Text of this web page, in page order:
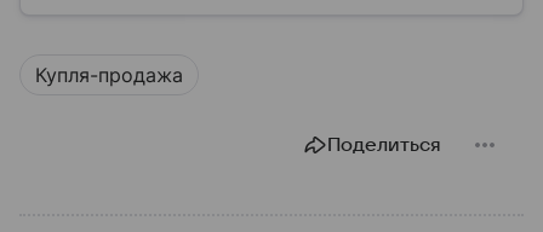
Купля-продажа
Поделиться